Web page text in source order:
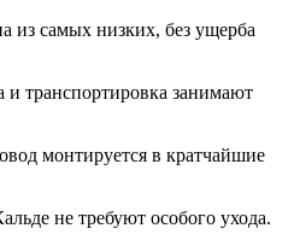
из самых низких, без ущерба
и транспортировка занимают
монтируется в кратчайшие
не требуют особого ухода.